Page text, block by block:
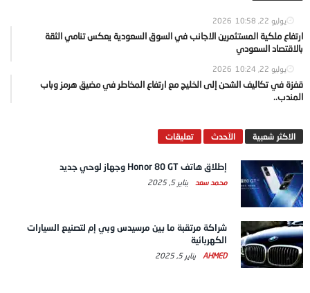
يوليو 22, 2026 10:58
ارتفاع ملكية المستثمرين الاجانب في السوق السعودية يعكس تنامي الثقة
بالاقتصاد السعودي
يوليو 22, 2026 10:24
قفزة في تكاليف الشحن إلى الخليج مع ارتفاع المخاطر في مضيق هرمز وباب
المندب..
الاكثر شعبية الآحدث تعليقات
إطلاق هاتف Honor 80 GT وجهاز لوحي جديد
محمد سعد يناير 5, 2025
شراكة مرتقبة ما بين مرسيدس وبي إم لتصنيع السيارات
الكهربائية
AHMED يناير 5, 2025